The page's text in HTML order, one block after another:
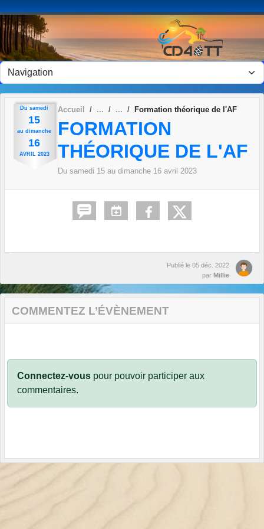
Du samedi
15
au dimanche
16
AVRIL 2023
Accueil Formation théorique de l'AF
FORMATION
THÉORIQUE DE L'AF
Du samedi 15 au dimanche 16 avril 2023
Publié le 05 déc. 2022
par Millie
COMMENTEZ L’ÉVÈNEMENT
Connectez-vous pour pouvoir participer aux
commentaires.